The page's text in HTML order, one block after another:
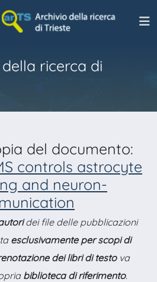
ricerca di
del documento:
controls astrocyte
and neuron-
dei file delle pubblicazioni
esclusivamente per scopi di
dei libri di testova
biblioteca di riferimento.